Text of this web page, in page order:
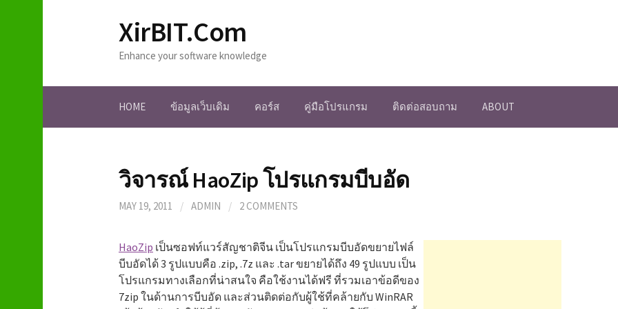
o
XirBIT.Com
Enhance your software knowledge
HOME ข้อมูลเว็บเดิม คอร์ส คู่มือโปรแกรม ติดต่อสอบถาม ABOUT
วิจารณ์ HaoZip โปรแกรมบีบอัด
MAY 19, 2011 / ADMIN / 2 COMMENTS
HaoZip เป็นซอฟท์แวร์สัญชาติจีน เป็นโปรแกรมบีบอัดขยายไฟล์
บีบอัดได้ 3 รูปแบบคือ .zip, .7z และ .tar ขยายได้ถึง 49 รูปแบบ เป็น
โปรแกรมทางเลือกที่น่าสนใจ คือใช้งานได้ฟรี ที่รวมเอาข้อดีของ
7zip ในด้านการบีบอัด และส่วนติดต่อกับผู้ใช้ที่คล้ายกับ WinRAR